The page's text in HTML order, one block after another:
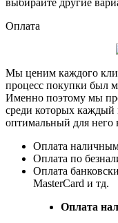
Оплата
Мы ценим каждого
процесс покупки был
Именно поэтому мы
среди которых каждый
оптимальный для него
Оплата
Оплата по
Оплата
MasterCard и тд.
Оплата